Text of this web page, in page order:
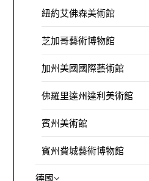
紐約艾佛森美術館
芝加哥藝術博物館
加州美國國際藝術館
佛羅里達州達利美術館
賓州美術館
賓州費城藝術博物館
德國